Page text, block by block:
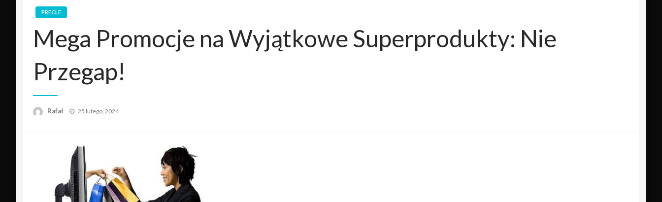
PRECLE
Mega Promocje na Wyjątkowe Superprodukty: Nie
Przegap!
Rafał
Opublikowane
25 lutego, 2024